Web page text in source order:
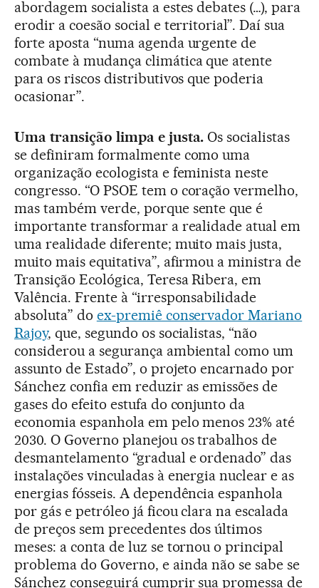
abordagem socialista a estes debates (…), para
erodir a coesão social e territorial”. Daí sua
forte aposta “numa agenda urgente de
combate à mudança climática que atente
para os riscos distributivos que poderia
ocasionar”.
Uma transição limpa e justa. Os socialistas
se definiram formalmente como uma
organização ecologista e feminista neste
congresso. “O PSOE tem o coração vermelho,
mas também verde, porque sente que é
importante transformar a realidade atual em
uma realidade diferente; muito mais justa,
muito mais equitativa”, afirmou a ministra de
Transição Ecológica, Teresa Ribera, em
Valência. Frente à “irresponsabilidade
absoluta” do ex-premiê conservador Mariano
Rajoy, que, segundo os socialistas, “não
considerou a segurança ambiental como um
assunto de Estado”, o projeto encarnado por
Sánchez confia em reduzir as emissões de
gases do efeito estufa do conjunto da
economia espanhola em pelo menos 23% até
2030. O Governo planejou os trabalhos de
desmantelamento “gradual e ordenado” das
instalações vinculadas à energia nuclear e as
energias fósseis. A dependência espanhola
por gás e petróleo já ficou clara na escalada
de preços sem precedentes dos últimos
meses: a conta de luz se tornou o principal
problema do Governo, e ainda não se sabe se
Sánchez conseguirá cumprir sua promessa de